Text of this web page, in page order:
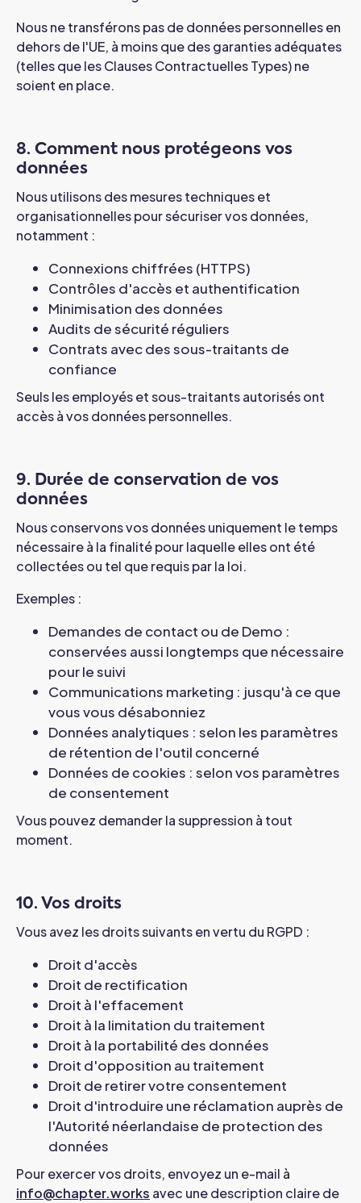
Nous ne transférons pas de données personnelles en
dehors de l'UE, à moins que des garanties adéquates
(telles que les Clauses Contractuelles Types) ne
soient en place.
8. Comment nous protégeons vos
données
Nous utilisons des mesures techniques et
organisationnelles pour sécuriser vos données,
notamment :
Connexions chiffrées (HTTPS)
Contrôles d'accès et authentification
Minimisation des données
Audits de sécurité réguliers
Contrats avec des sous-traitants de
confiance
Seuls les employés et sous-traitants autorisés ont
accès à vos données personnelles.
9. Durée de conservation de vos
données
Nous conservons vos données uniquement le temps
nécessaire à la finalité pour laquelle elles ont été
collectées ou tel que requis par la loi.
Exemples :
Demandes de contact ou de Demo :
conservées aussi longtemps que nécessaire
pour le suivi
Communications marketing : jusqu'à ce que
vous vous désabonniez
Données analytiques : selon les paramètres
de rétention de l'outil concerné
Données de cookies : selon vos paramètres
de consentement
Vous pouvez demander la suppression à tout
moment.
10. Vos droits
Vous avez les droits suivants en vertu du RGPD :
Droit d'accès
Droit de rectification
Droit à l'effacement
Droit à la limitation du traitement
Droit à la portabilité des données
Droit d'opposition au traitement
Droit de retirer votre consentement
Droit d'introduire une réclamation auprès de
l'Autorité néerlandaise de protection des
données
Pour exercer vos droits, envoyez un e-mail à
info@chapter.works avec une description claire de